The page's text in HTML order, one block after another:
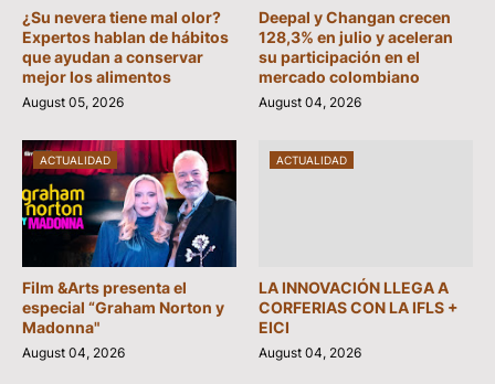
¿Su nevera tiene mal olor?
Expertos hablan de hábitos
que ayudan a conservar
mejor los alimentos
August 05, 2026
Deepal y Changan crecen
128,3% en julio y aceleran
su participación en el
mercado colombiano
August 04, 2026
ACTUALIDAD
Film &Arts presenta el
especial “Graham Norton y
Madonna"
August 04, 2026
ACTUALIDAD
LA INNOVACIÓN LLEGA A
CORFERIAS CON LA IFLS +
EICI
August 04, 2026